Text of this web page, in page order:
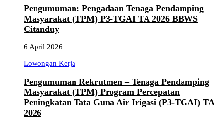
Pengumuman: Pengadaan Tenaga Pendamping
Masyarakat (TPM) P3-TGAI TA 2026 BBWS
Citanduy
6 April 2026
Lowongan Kerja
Pengumuman Rekrutmen – Tenaga Pendamping
Masyarakat (TPM) Program Percepatan
Peningkatan Tata Guna Air Irigasi (P3-TGAI) TA
2026